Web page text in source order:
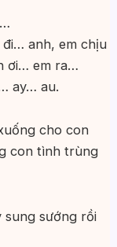
anh, em chịu
ơi… em ra…
ay… au.
cho con
con tình trùng
sung sướng rồi